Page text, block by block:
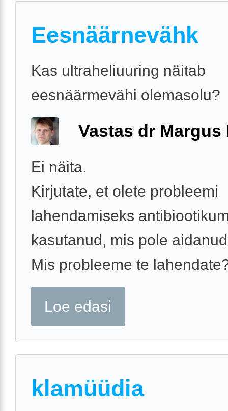
Eesnäärnevähk
Kas ultraheliuuring näitab
eesnäärmevähi olemasolu?
Vastas dr Margus
Ei näita.
Kirjutate, et olete probleemi
lahendamiseks
kasutanud, mis pole
Mis probleeme te
Loe edasi
klamüüdia